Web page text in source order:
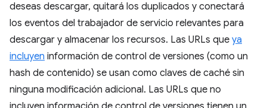
deseas descargar, quitará los duplicados y conectará
los eventos del trabajador de servicio relevantes para
descargar y almacenar los recursos. Las URLs que ya
incluyen información de control de versiones (como un
hash de contenido) se usan como claves de caché sin
ninguna modificación adicional. Las URLs que no